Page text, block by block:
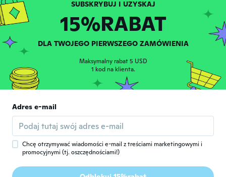
około 6 roku temu
Julian
Rok dołączenia 2020 · 2 opinie · 1 przesłane
(inflada) realice la carga de dos horas como
lo indican y a la hora y media ya estaba con
batería baja y se apagó.
około 6 roku temu
성 성문
Rok dołączenia 2019 4 opinie
około 6 roku temu
15%RABAT
DLA TWOJEGO PIERWSZEGO ZAMÓWIENIA
Maksymalny rabat 5 USD
1 kod na klienta.
Adres e-mail
Chcę otrzymywać wiadomości e-mail z treściami marketingowymi i
promocyjnymi (tj. oszczędnościami!)